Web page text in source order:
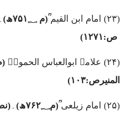
(۲۳) امام ابن القیمؒ(م۷۵۱؁ھ)
ص: ۱۲۷۱)
(۲۴) علامہ ابوالعباس الحمویؒ
المنیرص:۱۰۳)
(۲۵) امام زیلعیؒ(م۷۶۲؁ھ) ۔